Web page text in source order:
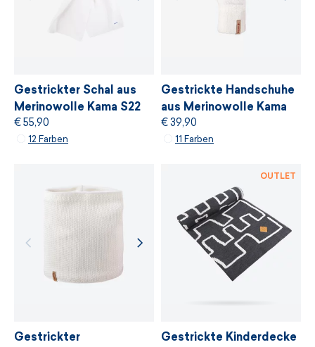
den strengsten unabhängigen ökologischen
bluesign®
anbieten, der auf
Entwicklungsprinzipien basiert.
Gestrickter Schal aus
Merinowolle Kama S22
€ 55,90
12 Farben
Gestrickte Handschuhe
aus Merinowolle Kama
R101
€ 39,90
11 Farben
Gestrickter
Gestrickte Kinderdecke
OUTLET